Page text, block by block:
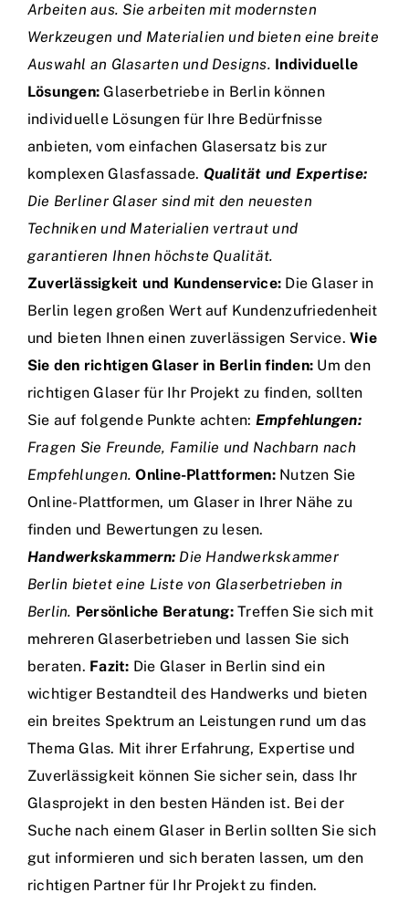
Arbeiten aus. Sie arbeiten mit modernsten
Werkzeugen und Materialien und bieten eine breite
Auswahl an Glasarten und Designs. Individuelle
Lösungen: Glaserbetriebe in Berlin können
individuelle Lösungen für Ihre Bedürfnisse
anbieten, vom einfachen Glasersatz bis zur
komplexen Glasfassade. Qualität und Expertise:
Die Berliner Glaser sind mit den neuesten
Techniken und Materialien vertraut und
garantieren Ihnen höchste Qualität.
Zuverlässigkeit und Kundenservice: Die Glaser in
Berlin legen großen Wert auf Kundenzufriedenheit
und bieten Ihnen einen zuverlässigen Service.Wie
Sie den richtigen Glaser in Berlin finden: Um den
richtigen Glaser für Ihr Projekt zu finden, sollten
Sie auf folgende Punkte achten: Empfehlungen:
Fragen Sie Freunde, Familie und Nachbarn nach
Empfehlungen.Online-Plattformen:Nutzen Sie
Online-Plattformen, um Glaser in Ihrer Nähe zu
finden und Bewertungen zu lesen.
Handwerkskammern: Die Handwerkskammer
Berlin bietet eine Liste von Glaserbetrieben in
Berlin. Persönliche Beratung:Treffen Sie sich mit
mehreren Glaserbetrieben und lassen Sie sich
beraten. Fazit: Die Glaser in Berlin sind ein
wichtiger Bestandteil des Handwerks und bieten
ein breites Spektrum an Leistungen rund um das
Thema Glas. Mit ihrer Erfahrung, Expertise und
Zuverlässigkeit können Sie sicher sein, dass Ihr
Glasprojekt in den besten Händen ist. Bei der
Suche nach einem Glaser in Berlin sollten Sie sich
gut informieren und sich beraten lassen, um den
richtigen Partner für Ihr Projekt zu finden.